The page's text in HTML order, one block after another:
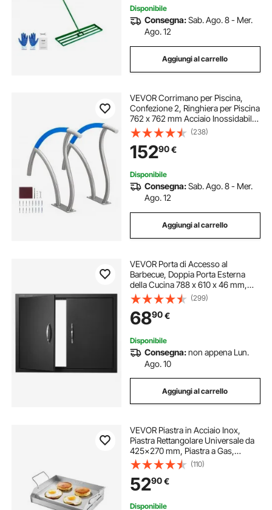
Disponibile
Consegna:Sab. Ago. 8 - Mer.
Ago. 12
Aggiungi al carrello
VEVOR Corrimano per Piscina,
Confezione 2, Ringhiera per Piscina
762 x 762 mm Acciaio Inossidabile
con Piastra di Base per Piscine
Interne Esterne, Ringhiera di
Sicurezza per Piscina, Bianco
Argento
(238)
15290€
Disponibile
Consegna:Sab. Ago. 8 - Mer.
Ago. 12
Aggiungi al carrello
VEVOR Porta di Accesso al
Barbecue, Doppia Porta Esterna
della Cucina 788 x 610 x 46 mm,
Porta a Piastra Fredda da Incasso,
con Maniglie, per Isola Barbecue,
Armadio da Esterno, Giardino,
Nero
(299)
6890€
Disponibile
Consegna:non appena Lun.
Ago. 10
Aggiungi al carrello
VEVOR Piastra in Acciaio Inox,
Piastra Rettangolare Universale da
425x270 mm, Piastra a Gas,
Pentole da Fornello Portatili per
Famiglie con Manico, per
Campeggio, Festa, Eventi da
Esterno
(110)
5290€
Disponibile